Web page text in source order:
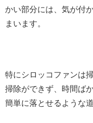
かい部分には、気が付
まいます。
特にシロッコファンは
掃除ができず、時間ば
簡単に落とせるような